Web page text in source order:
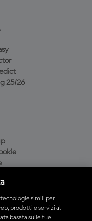
25/26
tecnologie simili per
prodotti e servizi al
basata sulle tue